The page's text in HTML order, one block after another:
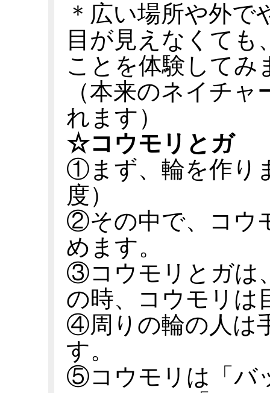
＊広い場所や外
目が見えなくても
ことを体験してみ
（本来のネイチ
れます）
☆コウモリとガ
①まず、輪を作り
度）
②その中で、コウ
めます。
③コウモリとガは
の時、コウモリは
④周りの輪の人は
す。
⑤コウモリは「バ